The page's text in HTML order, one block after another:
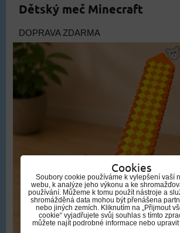
Dětský meč Minecraft
DOPRAVA ZDARMA
Cookies
Soubory cookie používáme k vylepšení vaší
webu, k analýze jeho výkonu a ke
používání. Můžeme k tomu použít nástroje a
shromážděná data mohou být přenášena
nebo jiných zemích. Kliknutím na „Přijmout
cookie“ vyjadřujete svůj souhlas s tímto
můžete najít podrobné informace nebo